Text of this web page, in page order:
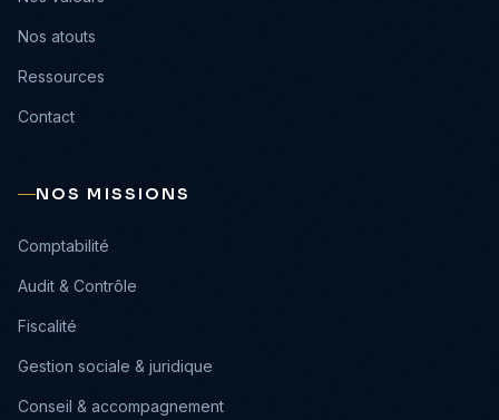
›
Nos atouts
›
Ressources
›
Contact
NOS MISSIONS
›
Comptabilité
›
Audit & Contrôle
›
Fiscalité
›
Gestion sociale & juridique
›
Conseil & accompagnement